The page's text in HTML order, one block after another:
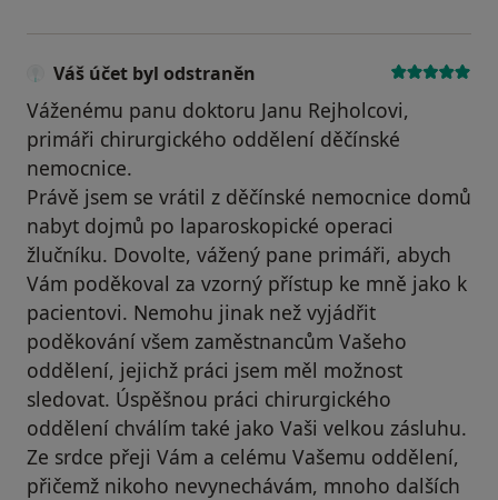
Váš účet byl odstraněn
Váženému panu doktoru Janu Rejholcovi,
primáři chirurgického oddělení děčínské
nemocnice.
Právě jsem se vrátil z děčínské nemocnice domů
nabyt dojmů po laparoskopické operaci
žlučníku. Dovolte, vážený pane primáři, abych
Vám poděkoval za vzorný přístup ke mně jako k
pacientovi. Nemohu jinak než vyjádřit
poděkování všem zaměstnancům Vašeho
oddělení, jejichž práci jsem měl možnost
sledovat. Úspěšnou práci chirurgického
oddělení chválím také jako Vaši velkou zásluhu.
Ze srdce přeji Vám a celému Vašemu oddělení,
přičemž nikoho nevynechávám, mnoho dalších